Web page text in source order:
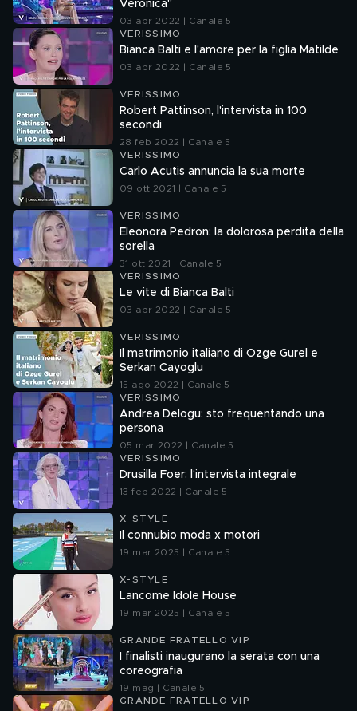
Veronica"
03 apr 2022 | Canale 5
VERISSIMO
Bianca Balti e l'amore per la figlia Matilde
03 apr 2022 | Canale 5
VERISSIMO
Robert Pattinson, l'intervista in 100
secondi
28 feb 2022 | Canale 5
VERISSIMO
Carlo Acutis annuncia la sua morte
09 ott 2021 | Canale 5
VERISSIMO
Eleonora Pedron: la dolorosa perdita della
sorella
31 ott 2021 | Canale 5
VERISSIMO
Le vite di Bianca Balti
03 apr 2022 | Canale 5
VERISSIMO
Il matrimonio italiano di Ozge Gurel e
Serkan Cayoglu
15 ago 2022 | Canale 5
VERISSIMO
Andrea Delogu: sto frequentando una
persona
05 mar 2022 | Canale 5
VERISSIMO
Drusilla Foer: l'intervista integrale
13 feb 2022 | Canale 5
X-STYLE
Il connubio moda x motori
19 mar 2025 | Canale 5
X-STYLE
Lancome Idole House
19 mar 2025 | Canale 5
GRANDE FRATELLO VIP
I finalisti inaugurano la serata con una
coreografia
19 mag | Canale 5
GRANDE FRATELLO VIP